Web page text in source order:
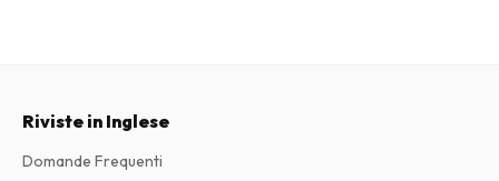
Riviste in Inglese
Domande Frequenti